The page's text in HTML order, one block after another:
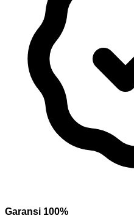
Garansi 100%